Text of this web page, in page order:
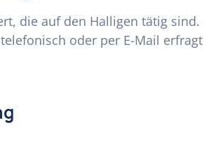
die auf den Halligen tätig sind.
oder per E-Mail erfragt